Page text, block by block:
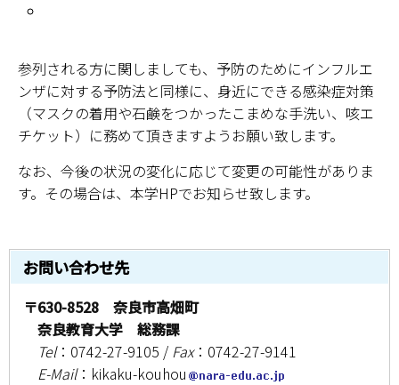
理数教育研究センター
特別支援教育研究センター
Nara ISC/ 国際戦略センター
保健センター
AED設置状況
お問い合わせ窓口一覧
参列される方に関しましても、予防のためにインフルエ
ンザに対する予防法と同様に、身近にできる感染症対策
（マスクの着用や石鹸をつかったこまめな手洗い、咳エ
チケット）に務めて頂きますようお願い致します。
なお、今後の状況の変化に応じて変更の可能性がありま
す。その場合は、本学HPでお知らせ致します。
お問い合わせ先
〒630-8528 奈良市高畑町
奈良教育大学 総務課
Tel：0742-27-9105 / Fax：0742-27-9141
E-Mail：kikaku-kouhou